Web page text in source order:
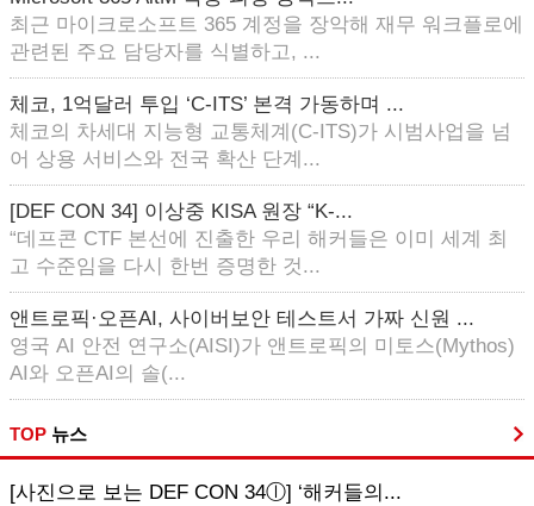
최근 마이크로소프트 365 계정을 장악해 재무 워크플로에
관련된 주요 담당자를 식별하고, ...
체코, 1억달러 투입 ‘C-ITS’ 본격 가동하며 ...
체코의 차세대 지능형 교통체계(C-ITS)가 시범사업을 넘
어 상용 서비스와 전국 확산 단계...
[DEF CON 34] 이상중 KISA 원장 “K-...
“데프콘 CTF 본선에 진출한 우리 해커들은 이미 세계 최
고 수준임을 다시 한번 증명한 것...
앤트로픽·오픈AI, 사이버보안 테스트서 가짜 신원 ...
영국 AI 안전 연구소(AISI)가 앤트로픽의 미토스(Mythos)
AI와 오픈AI의 솔(...
TOP 뉴스
[사진으로 보는 DEF CON 34ⓛ] ‘해커들의...